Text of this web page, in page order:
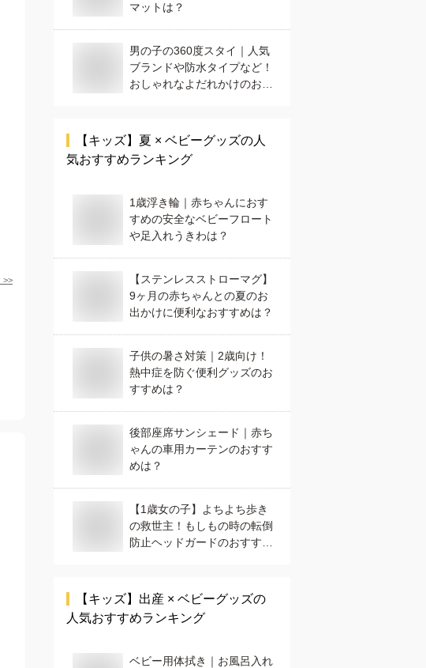
>>
マットは？
男の子の360度スタイ｜人気
ブランドや防水タイプなど！
おしゃれなよだれかけのおす
【キッズ】 夏 × ベビーグッズの人
気おすすめランキング
1歳浮き輪｜赤ちゃんにおす
すめの安全なベビーフロート
や足入れうきわは？
【ステンレスストローマグ】
9ヶ月の赤ちゃんとの夏のお
出かけに便利なおすすめは？
子供の暑さ対策｜2歳向け！
熱中症を防ぐ便利グッズのお
すすめは？
後部座席サンシェード｜赤ち
ゃんの車用カーテンのおすす
めは？
【1歳女の子】よちよち歩き
の救世主！もしもの時の転倒
防止ヘッドガードのおすすめ
【キッズ】 出産 × ベビーグッズの
人気おすすめランキング
ベビー用体拭き｜お風呂入れ